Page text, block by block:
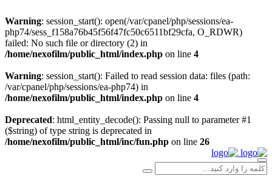
Warning: session_start(): open(/var/cpanel/php/sessions/ea-
php74/sess_f158a76b45f56f47fc50c6511bf29cfa, O_RDWR)
failed: No such file or directory (2) in
/home/nexofilm/public_html/index.php on line 4
Warning: session_start(): Failed to read session data: files (path:
/var/cpanel/php/sessions/ea-php74) in
/home/nexofilm/public_html/index.php on line 4
Deprecated: html_entity_decode(): Passing null to parameter #1
($string) of type string is deprecated in
/home/nexofilm/public_html/inc/fun.php on line 26